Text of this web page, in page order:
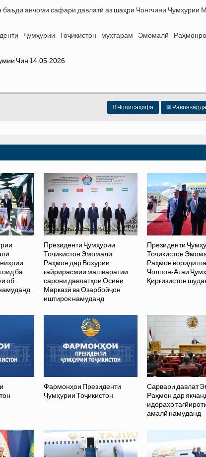
анҷоми сафари давлатӣ аз шаҳри Чонгчини Ҷумҳурии
Ҷумҳурии Тоҷикистон муҳтарам Эмомалӣ
 Чопи саҳифа ✉ Равон
оид ба
об
Президенти Ҷумҳурии
Тоҷикистон Эмомалӣ
Раҳмон дар Вохӯрии
ғайрирасмии машваратии
сарони давлатҳои Осиёи
Марказӣ ва Озарбойҷон
иштирок намуданд
Президенти
Тоҷикистон
Раҳмон вориди
Чолпон-Атаи
Қирғизистон
Фармонҳои Президенти
Ҷумҳурии Тоҷикистон
Сарвари давлат
Раҳмон дар
идораҳо
амалӣ намуданд